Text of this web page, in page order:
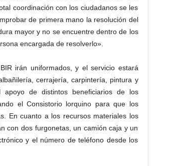
coordinación con los ciudadanos se les
de primera mano la resolución del
mayor y no se encuentre dentro de los
encargada de resolverlo».
irán uniformados, y el servicio estará
cerrajería, carpintería, pintura y
apoyo de distintos beneficiarios de los
el Consistorio lorquino para que los
En cuanto a los recursos materiales los
con dos furgonetas, un camión caja y un
y el número de teléfono desde los